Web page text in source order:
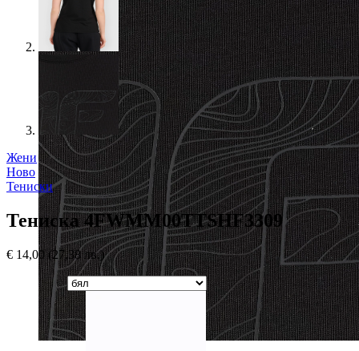
Жени
Ново
Тениски
Тениска 4FWMM00TTSHF3309
€ 14,00(27,38 лв.)